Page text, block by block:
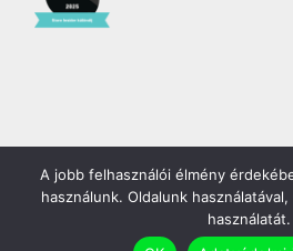
Copyright 2026 | Minden jog
Facebook
A jobb felhasználói élmény
használunk. Oldalunk
használatát.